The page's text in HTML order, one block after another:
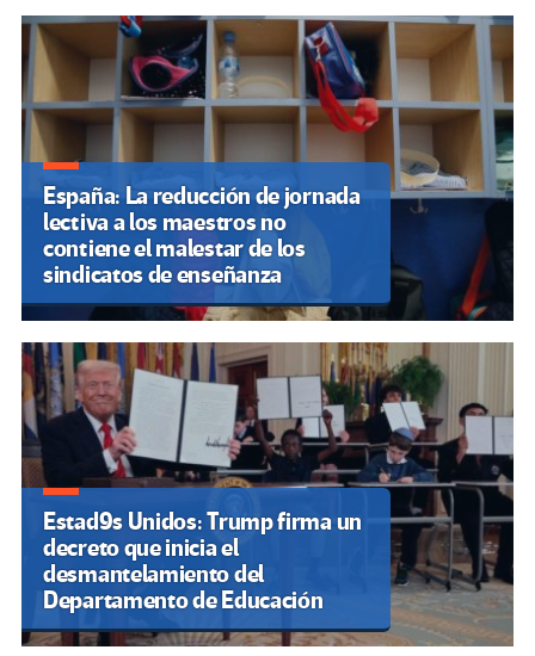
España: La reducción de jornada
lectiva a los maestros no
contiene el malestar de los
sindicatos de enseñanza
Estad9s Unidos: Trump firma un
decreto que inicia el
desmantelamiento del
Departamento de Educación